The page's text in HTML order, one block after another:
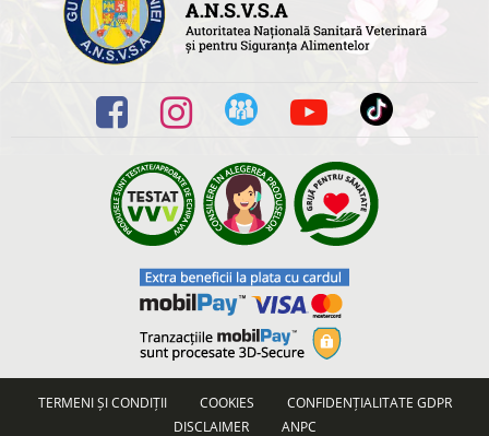
TERMENI ȘI CONDIȚII COOKIES
CONFIDENȚIALITATE GDPR
DISCLAIMER
ANPC